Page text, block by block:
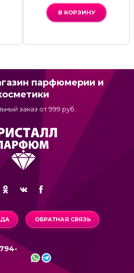
В КОРЗИНУ
парфюмерии и
заказ от 999 руб.
ОБРАТНАЯ СВЯЗЬ